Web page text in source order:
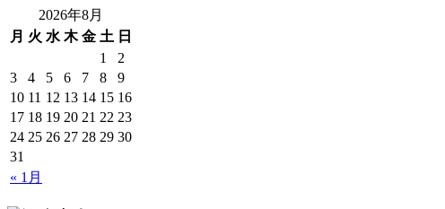
2026年8月
月 火 水 木 金 土 日
« 1月
1
2
3
4 5 6 7 8
9
10 11 12 13 14 15 16
17 18 19 20 21 22 23
24 25 26 27 28 29 30
31